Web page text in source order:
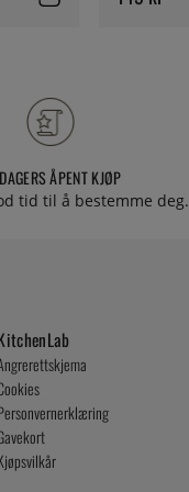
ÅPENT KJØP
tid til å bestemme deg.